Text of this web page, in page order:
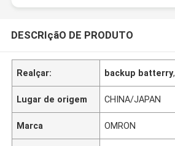
DESCRIçãO DE PRODUTO
Realçar: backup batterry,
Lugar de origem CHINA/JAPAN
Marca OMRON